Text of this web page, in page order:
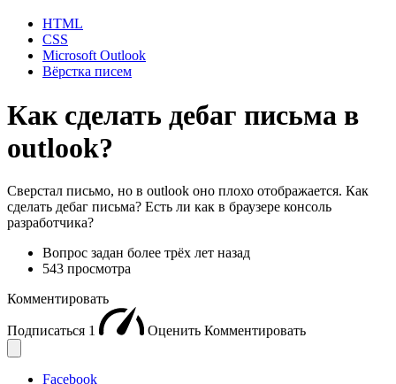
HTML
CSS
Microsoft Outlook
Вёрстка писем
Как сделать дебаг письма в
outlook?
Сверстал письмо, но в outlook оно плохо отображается. Как
сделать дебаг письма? Есть ли как в браузере консоль
разработчика?
Вопрос задан более трёх лет назад
543 просмотра
Комментировать
Подписаться 1 Оценить Комментировать
Facebook